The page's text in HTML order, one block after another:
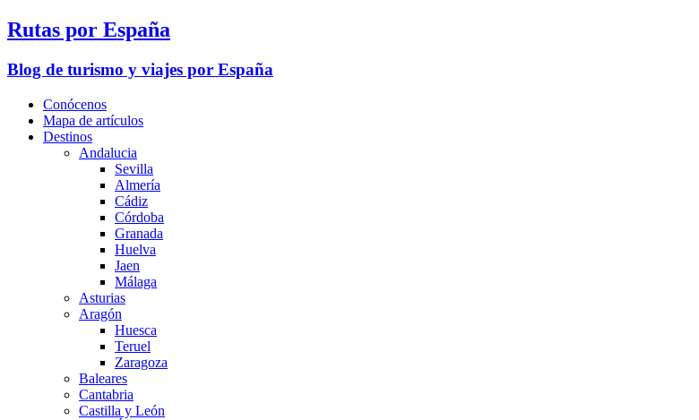
Rutas por España
Blog de turismo y viajes por España
Conócenos
Mapa de artículos
Destinos
Andalucia
Sevilla
Almería
Cádiz
Córdoba
Granada
Huelva
Jaen
Málaga
Asturias
Aragón
Huesca
Teruel
Zaragoza
Baleares
Cantabria
Castilla y León